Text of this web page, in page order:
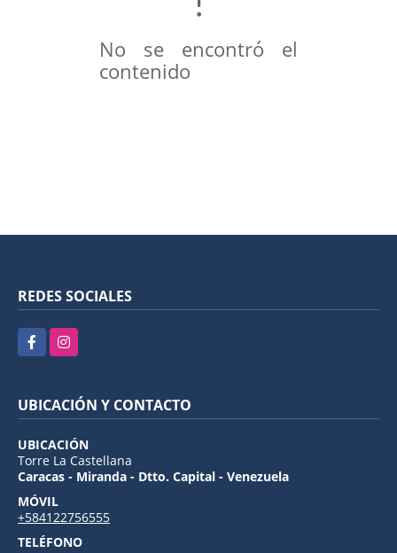
No se encontró el
contenido
REDES SOCIALES
FacebookInstagram
UBICACIÓN Y CONTACTO
UBICACIÓN
Torre La Castellana
Caracas - Miranda - Dtto. Capital - Venezuela
MÓVIL
+584122756555
TELÉFONO